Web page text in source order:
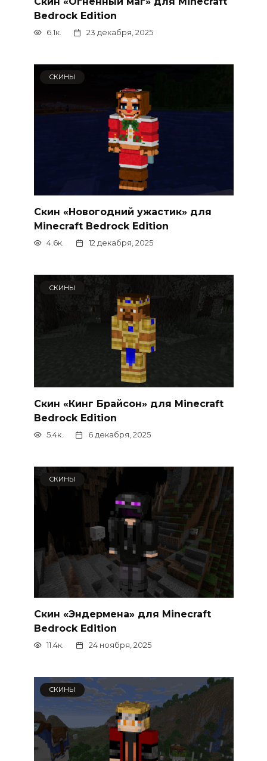
Bedrock Edition
6.1к. 23 декабря, 2025
СКИНЫ
Скин «Новогодний ужастик» для
Minecraft Bedrock Edition
4.6к. 12 декабря, 2025
СКИНЫ
Скин «Кинг Брайсон» для Minecraft
Bedrock Edition
5.4к. 6 декабря, 2025
СКИНЫ
Скин «Эндермена» для Minecraft
Bedrock Edition
11.4к. 24 ноября, 2025
СКИНЫ